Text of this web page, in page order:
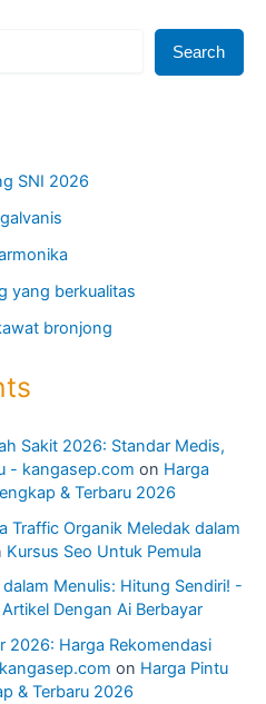
Search
SNI 2026
yang berkualitas
bronjong
Sakit 2026: Standar Medis,
- kangasep.com on Harga
& Terbaru 2026
Traffic Organik Meledak dalam
Kursus Seo Untuk Pemula
Menulis: Hitung Sendiri! -
Dengan Ai Berbayar
2026: Harga Rekomendasi
on Harga Pintu
& Terbaru 2026